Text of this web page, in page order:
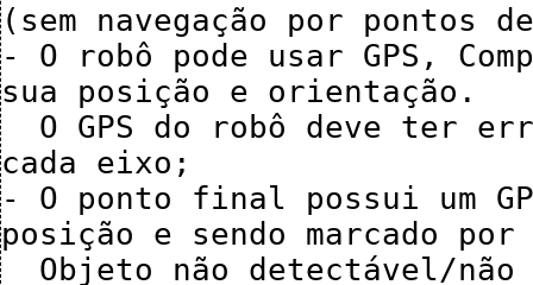
(sem navegação por pontos
- O robô pode usar GPS,
sua posição e orientação.
cada eixo;
- O ponto final possui um
posição e sendo marcado